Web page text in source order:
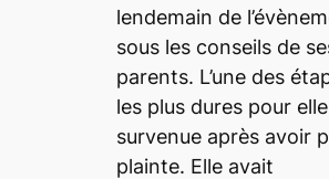
lendemain de
sous les conseils de
parents. L’une des
les plus dures pour
survenue après avoir
plainte. Elle avait